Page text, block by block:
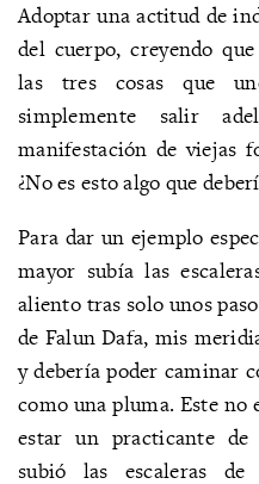
Adoptar una actitud de
del cuerpo, creyendo
las tres cosas que
simplemente salir
manifestación de viejas
¿No es esto algo que
Para dar un ejemplo
mayor subía las
aliento tras solo unos
de Falun Dafa, mis
y debería poder caminar
como una pluma. Este no
estar un practicante de
subió las escaleras